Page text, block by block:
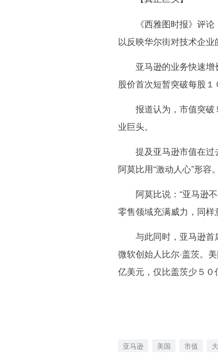
《西雅图时报》评论
以反映华尔街对技术企业
亚马逊的业务快速增
股价首次短暂突破每股１
报道认为，市值突破
业巨头。
提及亚马逊市值在过
阿莫比用“激动人心”形容。
阿莫比说：“亚马逊不
零售领域充满威力，同样
与此同时，亚马逊首席
微软创始人比尔·盖茨。
亿美元，仅比盖茨少５０
亚马逊 美国 市值